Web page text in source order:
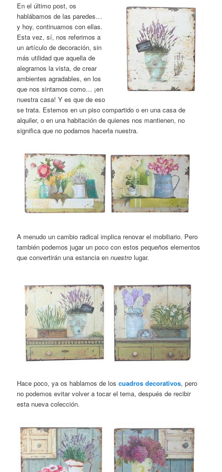
En el último post, os
hablábamos de las paredes…
y hoy, continuamos con ellas.
Esta vez, sí, nos referimos a
un artículo de decoración, sin
más utilidad que aquella de
alegrarnos la vista, de crear
ambientes agradables, en los
que nos sintamos como… ¡en
nuestra casa! Y es que de eso
se trata. Estemos en un piso compartido o en una casa de
alquiler, o en una habitación de quienes nos mantienen, no
significa que no podamos hacerla nuestra.
A menudo un cambio radical implica renovar el mobiliario. Pero
también podemos jugar un poco con estos pequeños elementos
que convertirán una estancia ennuestro lugar.
Hace poco, ya os hablamos de loscuadros decorativos, pero
no podemos evitar volver a tocar el tema, después de recibir
esta nueva colección.